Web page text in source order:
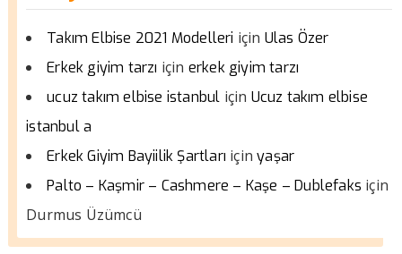
Takım Elbise 2021 Modelleri için Ulas Özer
Erkek giyim tarzı için erkek giyim tarzı
ucuz takım elbise istanbul için Ucuz takım elbise
istanbul a
Erkek Giyim Bayiilik Şartları içinyaşar
Palto – Kaşmir – Cashmere – Kaşe – Dublefaks için
Durmus Üzümcü